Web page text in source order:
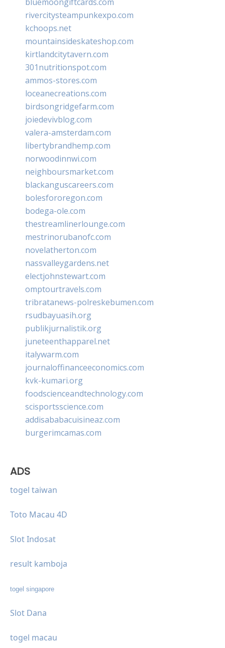
rivercitysteampunkexpo.com
kchoops.net
mountainsideskateshop.com
kirtlandcitytavern.com
301nutritionspot.com
ammos-stores.com
loceanecreations.com
birdsongridgefarm.com
joiedevivblog.com
valera-amsterdam.com
libertybrandhemp.com
norwoodinnwi.com
neighboursmarket.com
blackanguscareers.com
bolesfororegon.com
bodega-ole.com
thestreamlinerlounge.com
mestrinorubanofc.com
novelatherton.com
nassvalleygardens.net
electjohnstewart.com
omptourtravels.com
tribratanews-polreskebumen.com
rsudbayuasih.org
publikjurnalistik.org
juneteenthapparel.net
italywarm.com
journaloffinanceeconomics.com
kvk-kumari.org
foodscienceandtechnology.com
scisportsscience.com
addisababacuisineaz.com
burgerimcamas.com
ADS
togel taiwan
Toto Macau 4D
Slot Indosat
result kamboja
togel singapore
Slot Dana
togel macau